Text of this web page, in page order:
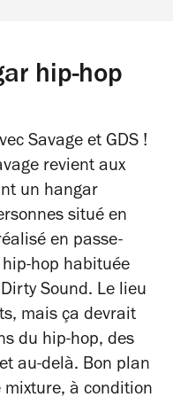
hip-hop
Savage et GDS !
revient aux
un hangar
situé en
en passe-
hop habituée
Sound. Le lieu
mais ça devrait
du hip-hop, des
au-delà. Bon plan
mixture, à condition